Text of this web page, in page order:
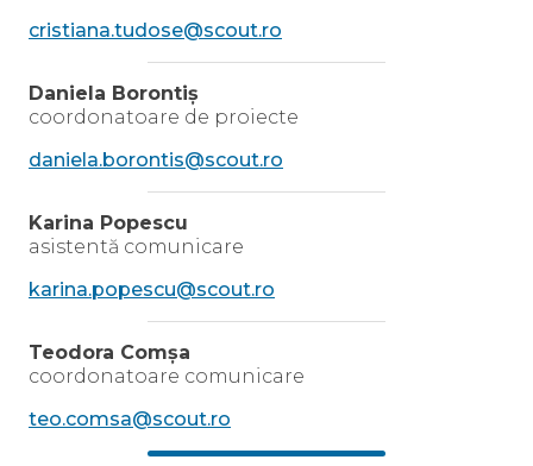
cristiana.tudose@scout.ro
Daniela Borontiș
coordonatoare de proiecte
daniela.borontis@scout.ro
Karina Popescu
asistentă comunicare
karina.popescu@scout.ro
Teodora Comșa
coordonatoare comunicare
teo.comsa@scout.ro